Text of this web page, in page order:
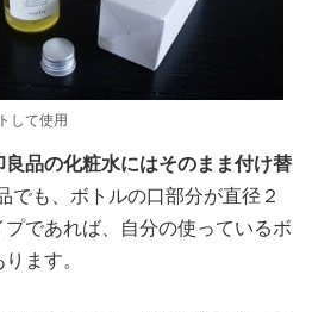
して使用
品の化粧水にはそのまま付け替
でも、ボトルの口部分が直径２
であれば、自分の使っているボ
ます。